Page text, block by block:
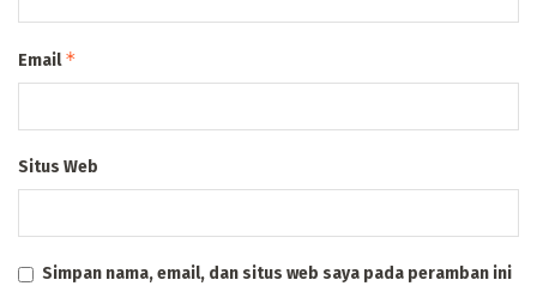
Email*
Situs Web
Simpan nama, email, dan situs web saya pada peramban ini